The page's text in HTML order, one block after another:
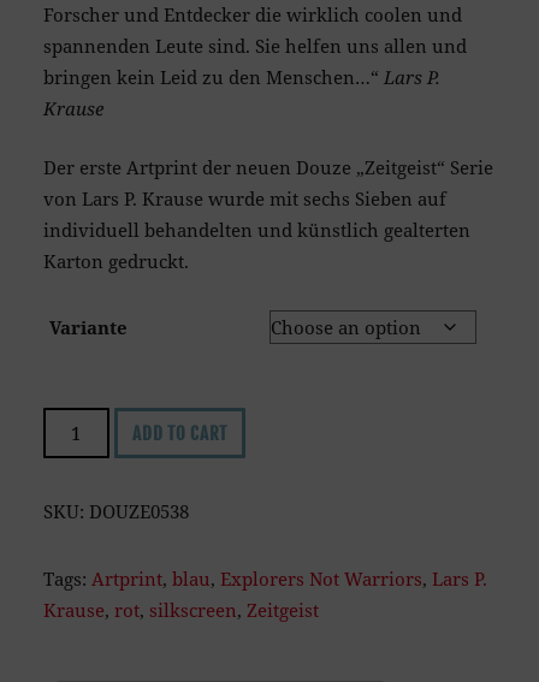
Forscher und Entdecker die wirklich coolen und
spannenden Leute sind. Sie helfen uns allen und
bringen kein Leid zu den Menschen…“ Lars P.
Krause
Der erste Artprint der neuen Douze „Zeitgeist“ Serie
von Lars P. Krause wurde mit sechs Sieben auf
individuell behandelten und künstlich gealterten
Karton gedruckt.
Variante
Explorers
Not
Poster
quantity
ADD TO CART
SKU: DOUZE0538
Tags: Artprint, blau, Explorers Not Warriors, Lars P.
Krause, rot, silkscreen, Zeitgeist